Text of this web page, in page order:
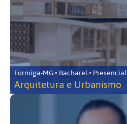
Formiga-MG • Bacharel • Presencial
Arquitetura e Urbanismo